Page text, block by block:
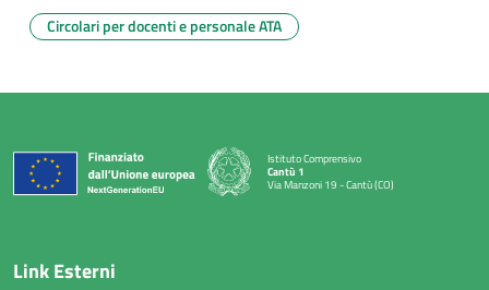
Circolari per docenti e personale ATA
Istituto Comprensivo
Cantù 1
Via Manzoni 19 - Cantù (CO)
— Visita la pagina iniziale della scuola
Link Esterni